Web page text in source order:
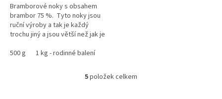
Bramborové noky s obsahem
brambor 75 %. Tyto noky jsou
ruční výroby a tak je každý
trochu jiný a jsou větší než jak je
500 g
1 kg - rodinné balení
O
5položek celkem